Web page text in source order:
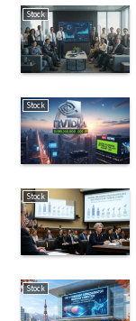
Stock
Stock
Stock
Stock